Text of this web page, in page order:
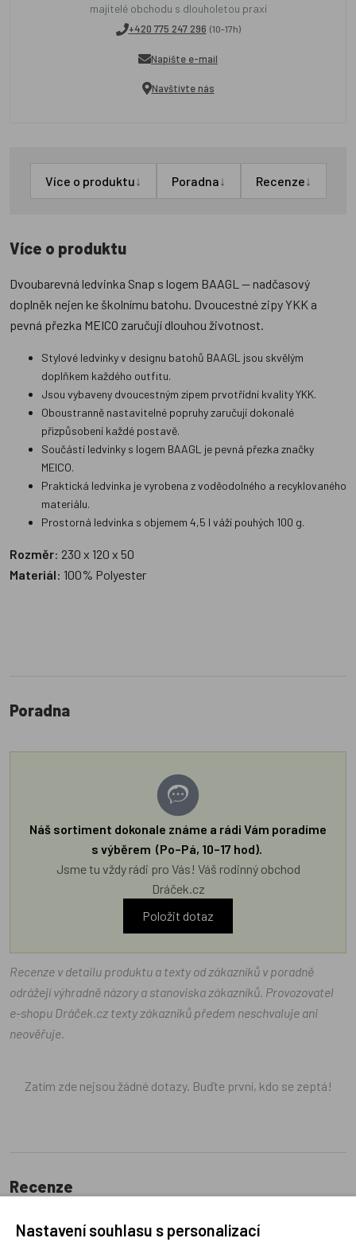
majitelé obchodu s dlouholetou praxí
+420 775 247 296 (10-17h)
Napište e-mail
Navštivte nás
Více o produktu↓ Poradna↓ Recenze↓
Více o produktu
Dvoubarevná ledvinka Snap s logem BAAGL — nadčasový
doplněk nejen ke školnímu batohu. Dvoucestné zipy YKK a
pevná přezka MEICO zaručují dlouhou životnost.
Stylové ledvinky v designu batohů BAAGL jsou skvělým
doplňkem každého outfitu.
Jsou vybaveny dvoucestným zipem prvotřídní kvality YKK.
Oboustranně nastavitelné popruhy zaručují dokonalé
přizpůsobení každé postavě.
Součástí ledvinky s logem BAAGL je pevná přezka značky
MEICO.
Praktická ledvinka je vyrobena z voděodolného a recyklovaného
materiálu.
Prostorná ledvinka s objemem 4,5 l váží pouhých 100 g.
Rozměr: 230 x 120 x 50
Materiál: 100% Polyester
Poradna
Náš sortiment dokonale známe a rádi Vám poradíme
s výběrem (Po–Pá, 10–17 hod).
Jsme tu vždy rádi pro Vás! Váš rodinný obchod
Dráček.cz
Položit dotaz
Recenze v detailu produktu a texty od zákazníků v poradně
odrážejí výhradně názory a stanoviska zákazníků. Provozovatel
e-shopu Dráček.cz texty zákazníků předem neschvaluje ani
neověřuje.
Zatím zde nejsou žádné dotazy. Buďte první, kdo se zeptá!
Recenze
Produkt zatím nemá žádné hodnocení,buďte první, kdo
Nastavení souhlasu s personalizací